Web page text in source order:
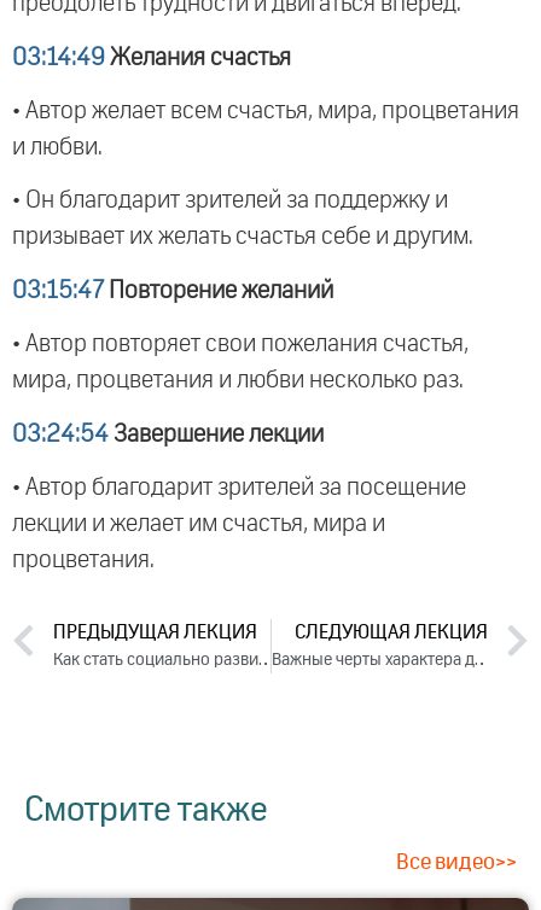
03:14:49 Желания счастья
• Автор желает всем счастья, мира, процветания
и любви.
• Он благодарит зрителей за поддержку и
призывает их желать счастья себе и другим.
03:15:47 Повторение желаний
• Автор повторяет свои пожелания счастья,
мира, процветания и любви несколько раз.
03:24:54 Завершение лекции
• Автор благодарит зрителей за посещение
лекции и желает им счастья, мира и
процветания.
ПРЕДЫДУЩАЯ ЛЕКЦИЯ
Как стать социально развитым и успешным в деятельности? Лекция 1 (2018)
СЛЕДУЮЩАЯ ЛЕКЦИЯ
Важные черты характера для преподавателя, руководителя и менеджера. Лекция 3 (2018)
Смотрите также
Все видео>>